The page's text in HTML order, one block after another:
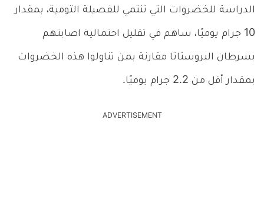
الدراسة للخضروات التي تنتمي للفصيلة الثومية، بمقدار
10 جرام يوميًا، ساهم في تقليل احتمالية اصابتهم
بسرطان البروستاتا مقارنة بمن تناولوا هذه الخضروات
بمقدار أقل من 2.2 جرام يوميًا.
ADVERTISEMENT